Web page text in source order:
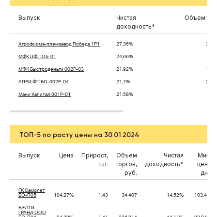
Выпуск
Чистая
доходность*
Объем
Агрофирма-племзавод Победа 1Р1 27,36% 3
МФК ЦФП Об-01 24,66%
МФК Быстроденьги 002Р-03 21,92% 1
АПРИ ФП БО-002Р-04 21,7% 2
Мани Капитал 001P-01 21,58%
ТОП-5 по росту цены на 30.01.2024
Выпуск Цена
Прирост,
п.п.
Объем
торгов,
руб.
Чистая
доходность*
Мин.
цена
дня
ГК Самолет
БО-П05
104,27% 1,43 34 407 14,52% 103,4%
БЭЛТИ-
ГРАНД ООО